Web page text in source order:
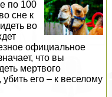
по 100
сне к
во
официальное
что вы
мертвого
его – к веселому